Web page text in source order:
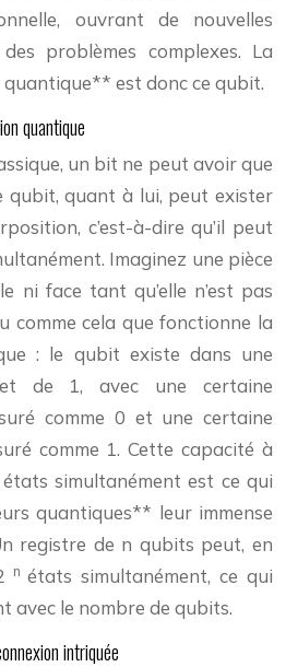
ouvrant de nouvelles
problèmes complexes. La
est donc ce qubit.
quantique
un bit ne peut avoir que
qubit, quant à lui, peut exister
c’est-à-dire qu’il peut
Imaginez une pièce
ni face tant qu’elle n’est pas
comme cela que fonctionne la
: le qubit existe dans une
de 1, avec une certaine
comme 0 et une certaine
comme 1. Cette capacité à
simultanément est ce qui
quantiques** leur immense
registre de n qubits peut, en
n états simultanément, ce qui
avec le nombre de qubits.
intriquée